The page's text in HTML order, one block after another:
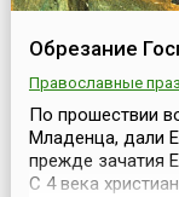
Обрезание
Православные
По прошествии
Младенца, дали
прежде зачатия
С 4 века